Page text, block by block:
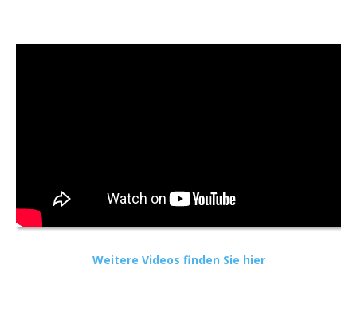
Weitere Videos finden Sie hier